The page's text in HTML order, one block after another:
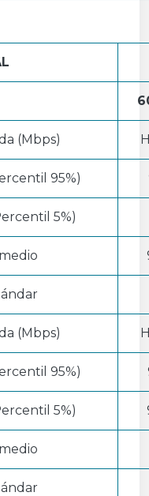
(Mbps)
95%)
5%)
(Mbps)
95%)
5%)